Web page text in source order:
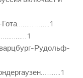
Гота……… ……..1
Рудольф-